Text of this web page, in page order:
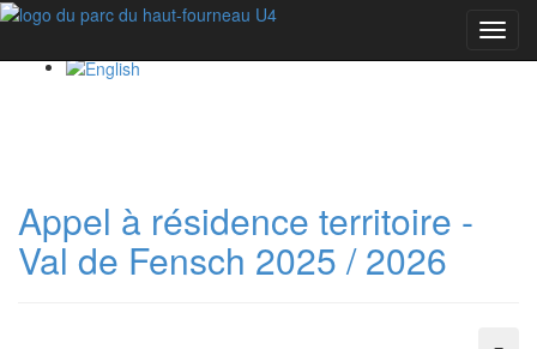
Appel à résidence territoire -
Val de Fensch 2025 / 2026